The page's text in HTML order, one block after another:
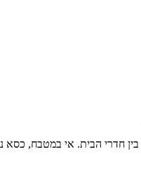
חדרי הבית. אי במטבח, כסא